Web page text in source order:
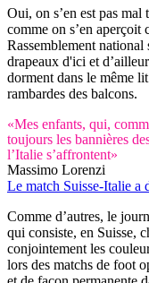
Oui, on s’en est pas
comme on s’en aperçoit
Rassemblement
drapeaux d'ici et
dorment dans le même
rambardes des balcons.
«Mes enfants, qui,
toujours les bannières
l’Italie s’affrontent»
Massimo Lorenzi
Le match Suisse-Italie a
Comme d’autres, le
qui consiste, en Suisse,
conjointement les
lors des matchs de foot